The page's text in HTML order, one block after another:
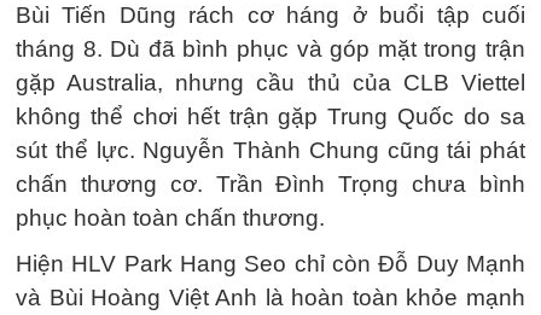
Bùi Tiến Dũng rách cơ háng ở buổi tập cuối
tháng 8. Dù đã bình phục và góp mặt trong trận
gặp Australia, nhưng cầu thủ của CLB Viettel
không thể chơi hết trận gặp Trung Quốc do sa
sút thể lực. Nguyễn Thành Chung cũng tái phát
chấn thương cơ. Trần Đình Trọng chưa bình
phục hoàn toàn chấn thương.
Hiện HLV Park Hang Seo chỉ còn Đỗ Duy Mạnh
và Bùi Hoàng Việt Anh là hoàn toàn khỏe mạnh